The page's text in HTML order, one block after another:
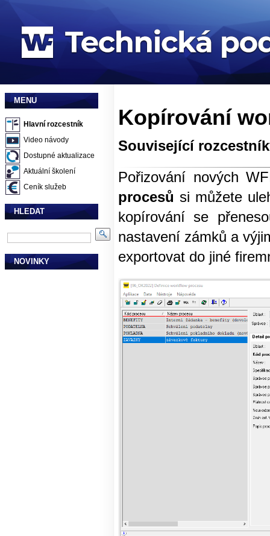
MENU
Hlavní rozcestník
Video návody
Dostupné aktualizace
Aktuální školení
Ceník služeb
HLEDAT
NOVINKY
Kopírování
Související
Pořizování nových
procesů si můžete
kopírování se
nastavení zámků a
exportovat do jiné